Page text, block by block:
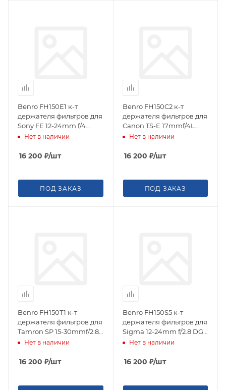
Benro FH150E1 к-т
держателя фильтров для
Sony FE 12-24mm f/4
(вкл.FH150LR95 и
Нет в наличии
16 200 ₽/шт
ПОД ЗАКАЗ
Benro FH150C2 к-т
держателя фильтров для
Canon TS-E 17mmf/4L
(вкл.FH150LR95 и
Нет в наличии
16 200 ₽/шт
ПОД ЗАКАЗ
Benro FH150T1 к-т
держателя фильтров для
Tamron SP 15-30mmf/2.8
Di VC USD
DR9577)
Нет в наличии
16 200 ₽/шт
Benro FH150S5 к-т
держателя фильтров для
Sigma 12-24mm f/2.8 DG
HSM Art (вкл.FH150LR95
Нет в наличии
16 200 ₽/шт